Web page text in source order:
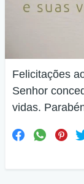
Felicitações
Senhor
vidas.